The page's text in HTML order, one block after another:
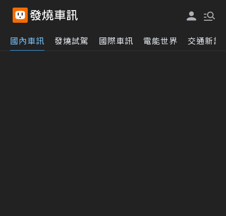
國內車訊 發燒試駕 國際車訊 電能世界 交通新訊